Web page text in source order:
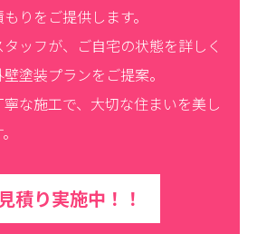
りをご提供します。
ッフが、ご自宅の状態を詳しく
塗装プランをご提案。
な施工で、大切な住まいを美し
積り実施中！！